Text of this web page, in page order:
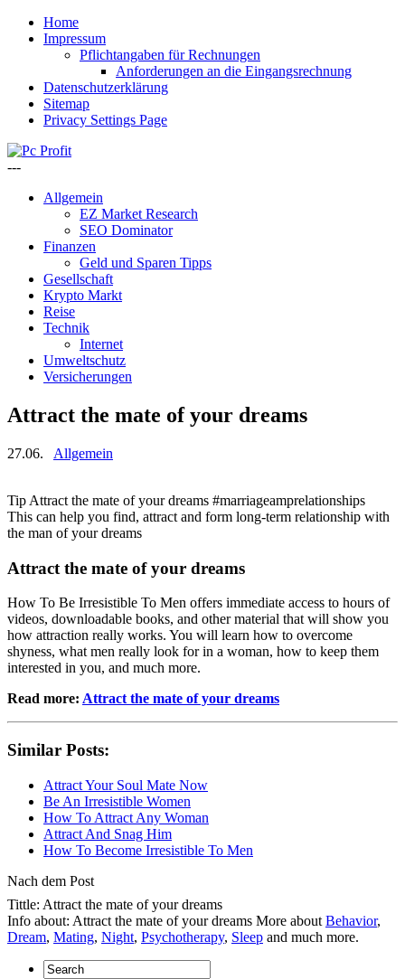
Home
Impressum
Pflichtangaben für Rechnungen
Anforderungen an die Eingangsrechnung
Datenschutzerklärung
Sitemap
Privacy Settings Page
---
Allgemein
EZ Market Research
SEO Dominator
Finanzen
Geld und Sparen Tipps
Gesellschaft
Krypto Markt
Reise
Technik
Internet
Umweltschutz
Versicherungen
Attract the mate of your dreams
27.06. Allgemein
Tip Attract the mate of your dreams #marriageamprelationships
This can help you find, attract and form long-term relationship with
the man of your dreams
Attract the mate of your dreams
How To Be Irresistible To Men offers immediate access to hours of
videos, downloadable books, and other material that will show you
how attraction really works. You will learn how to overcome
shyness, what men really look for in a woman, how to keep them
interested in you, and much more.
Read more: Attract the mate of your dreams
Similar Posts:
Attract Your Soul Mate Now
Be An Irresistible Women
How To Attract Any Woman
Attract And Snag Him
How To Become Irresistible To Men
Nach dem Post
Tittle: Attract the mate of your dreams
Info about: Attract the mate of your dreams More about Behavior,
Dream, Mating, Night, Psychotherapy, Sleep and much more.